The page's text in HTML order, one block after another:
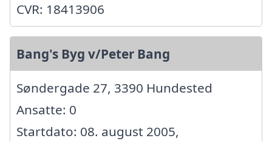
CVR: 18413906
Bang's Byg v/Peter Bang
Søndergade 27, 3390 Hundested
Ansatte: 0
Startdato: 08. august 2005,